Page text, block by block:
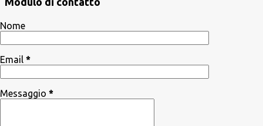
Nome
Email *
Messaggio *